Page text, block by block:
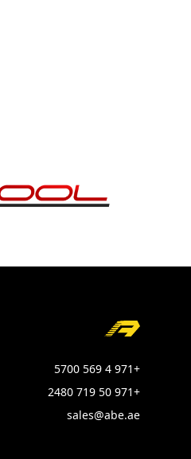
Footer
+971 4 569 5700
+971 50 719 2480
sales@abe.ae